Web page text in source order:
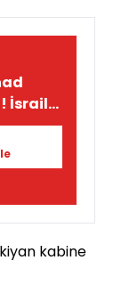
İsrail-
kabine